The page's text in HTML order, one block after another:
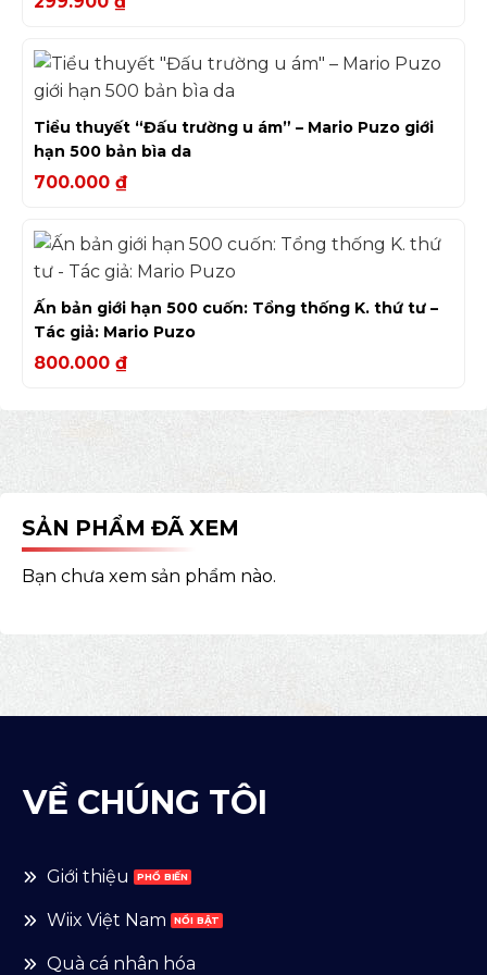
Tiểu thuyết “Đấu trường u ám” – Mario Puzo giới
hạn 500 bản bìa da
700.000 ₫
Ấn bản giới hạn 500 cuốn: Tổng thống K. thứ tư –
Tác giả: Mario Puzo
800.000 ₫
SẢN PHẨM ĐÃ XEM
Bạn chưa xem sản phẩm nào.
VỀ CHÚNG TÔI
Giới thiệu
Wiix Việt Nam
Quà cá nhân hóa